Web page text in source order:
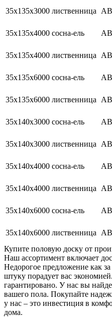
35х135х3000 лиственница АВ
35х135х4000 сосна-ель АВ
35х135х4000 лиственница АВ
35х135х6000 сосна-ель АВ
35х135х6000 лиственница АВ
35х140х3000 сосна-ель АВ
35х140х3000 лиственница АВ
35х140х4000 сосна-ель АВ
35х140х4000 лиственница АВ
35х140х6000 сосна-ель АВ
35х140х6000 лиственница АВ
Купите половую доску от
Наш ассортимент включает
Недорогое предложение как
штуку порадует вас
гарантировано. У нас вы
вашего пола. Покупайте
у нас – это инвестиция в
дома.